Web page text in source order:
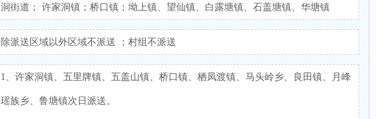
洞街道； 许家洞镇；桥口镇；坳上镇、望仙镇、白露塘镇、石盖塘镇、华塘镇
除派送区域以外区域不派送 ；村组不派送
1、许家洞镇、五里牌镇、五盖山镇、桥口镇、栖凤渡镇、马头岭乡、良田镇、月峰
瑶族乡、鲁塘镇次日派送。